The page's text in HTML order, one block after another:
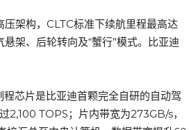
架构，CLTC标准下续航里程最高达
架、后轮转向及“蟹行”模式。比亚迪
芯片是比亚迪首颗完全自研的自动驾
TOPS；片内带宽为273GB/s，